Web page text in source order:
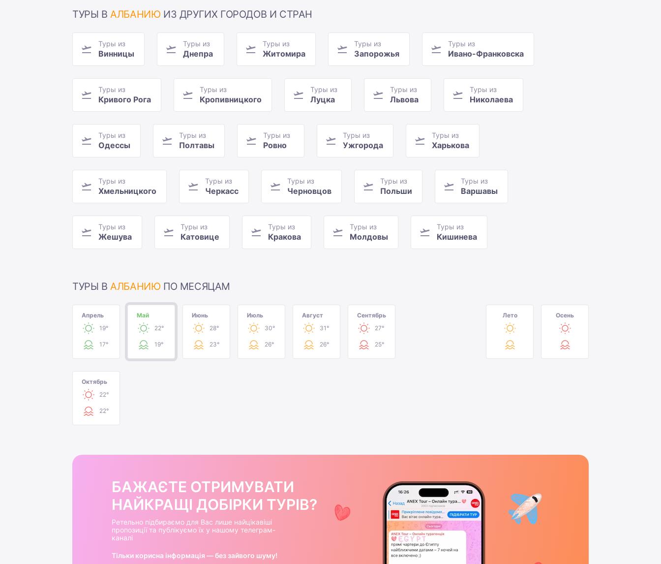
ТУРЫ ВАЛБАНИЮ ИЗ ДРУГИХ ГОРОДОВ И СТРАН
Туры из
Винницы
Туры из
Днепра
Туры из
Житомира
Туры из
Запорожья
Туры из
Ивано-Франковска
Туры из
Кривого Рога
Туры из
Кропивницкого
Туры из
Луцка
Туры из
Львова
Туры из
Николаева
Туры из
Одессы
Туры из
Полтавы
Туры из
Ровно
Туры из
Ужгорода
Туры из
Харькова
Туры из
Хмельницкого
Туры из
Черкасс
Туры из
Черновцов
Туры из
Польши
Туры из
Варшавы
Туры из
Жешува
Туры из
Катовице
Туры из
Кракова
Туры из
Молдовы
Туры из
Кишинева
ТУРЫ ВАЛБАНИЮ ПО МЕСЯЦАМ
Апрель
19°
17°
Май
22°
19°
Июнь
28°
23°
Июль
30°
26°
Август
31°
26°
Сентябрь
27°
25°
Октябрь
22°
22°
Лето Осень
БАЖАЄТЕ ОТРИМУВАТИ
НАЙКРАЩІ ДОБІРКИ ТУРІВ?
Ретельно підбираємо для Вас лише найцікавіші
пропозиції та публікуємо їх у нашому телеграм-
каналі
Тільки корисна інформація — без зайвого шуму!